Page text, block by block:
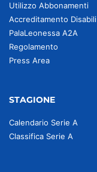
Utilizzo Abbonamenti
Accreditamento Disabili
PalaLeonessa A2A
Regolamento
Press Area
STAGIONE
Calendario Serie A
Classifica Serie A